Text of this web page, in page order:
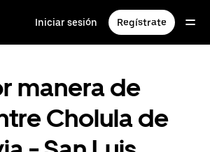
Iniciar sesión Regístrate
manera de
Cholula de